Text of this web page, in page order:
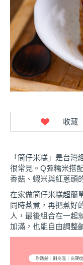
「筒仔米糕」是台
很常見。Q彈糯米搭
香菇、蝦米與紅蔥頭
在家做筒仔米糕超簡
同時蒸煮，再把蒸好
人，最後組合在一起
加滿，也能自由調整